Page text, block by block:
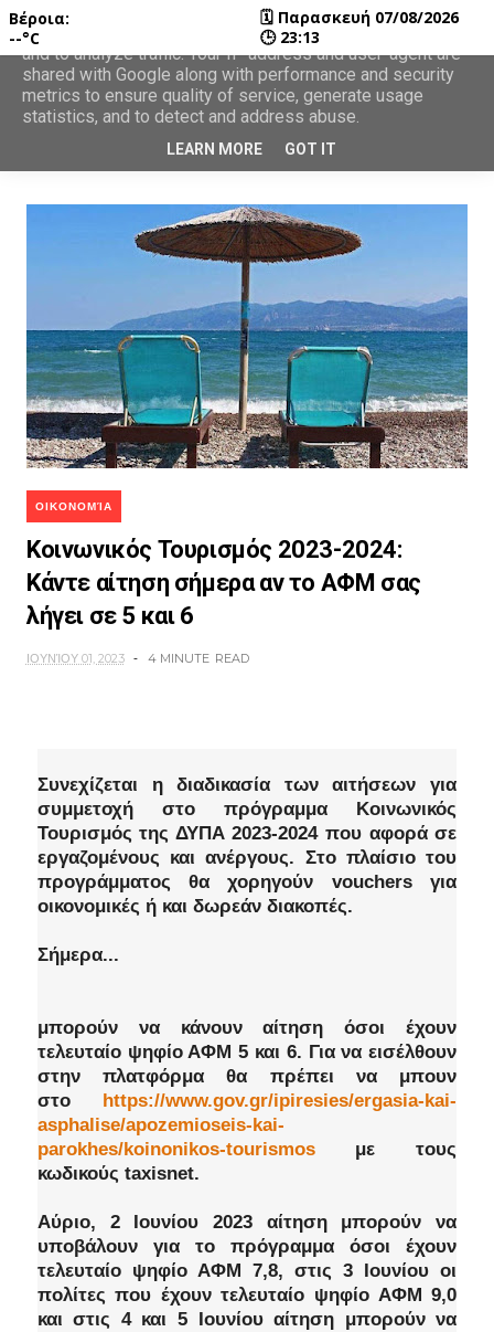
ΟΙΚΟΝΟΜΊΑ
Κοινωνικός Τουρισμός 2023-2024:
Κάντε αίτηση σήμερα αν το ΑΦΜ σας
λήγει σε 5 και 6
ΙΟΥΝΊΟΥ 01, 2023 4 MINUTE READ
Συνεχίζεται η διαδικασία των αιτήσεων για
συμμετοχή στο πρόγραμμα Κοινωνικός
Τουρισμός της ΔΥΠΑ 2023-2024 που αφορά σε
εργαζομένους και ανέργους. Στο πλαίσιο του
προγράμματος θα χορηγούν vouchers για
οικονομικές ή και δωρεάν διακοπές.
Σήμερα...
μπορούν να κάνουν αίτηση όσοι έχουν
τελευταίο ψηφίο ΑΦΜ 5 και 6. Για να εισέλθουν
στην πλατφόρμα θα πρέπει να μπουν
στο https://www.gov.gr/ipiresies/ergasia-kai-
asphalise/apozemioseis-kai-
parokhes/koinonikos-tourismosμε τους
κωδικούς taxisnet.
Αύριο, 2 Ιουνίου 2023 αίτηση μπορούν να
υποβάλουν για το πρόγραμμα όσοι έχουν
τελευταίο ψηφίο ΑΦΜ 7,8, στις 3 Ιουνίου οι
πολίτες που έχουν τελευταίο ψηφίο ΑΦΜ 9,0
και στις 4 και 5 Ιουνίου αίτηση μπορούν να
Βέροια:
--°C
🗓 Παρασκευή 07/08/2026
🕒 23:13
This site uses cookies from Google to deliver its services
and to analyze traffic. Your IP address and user-agent are
shared with Google along with performance and security
metrics to ensure quality of service, generate usage
statistics, and to detect and address abuse.
LEARN MORE GOT IT